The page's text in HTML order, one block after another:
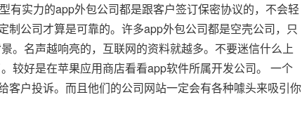
有实力的app外包公司都是跟客户签订保密协议的，不会轻
公司才算是可靠的。许多app外包公司都是空壳公司，只
。名声越响亮的，互联网的资料就越多。不要迷信什么上
较好是在苹果应用商店看看app软件所属开发公司。 一个
户投诉。而且他们的公司网站一定会有各种噱头来吸引你